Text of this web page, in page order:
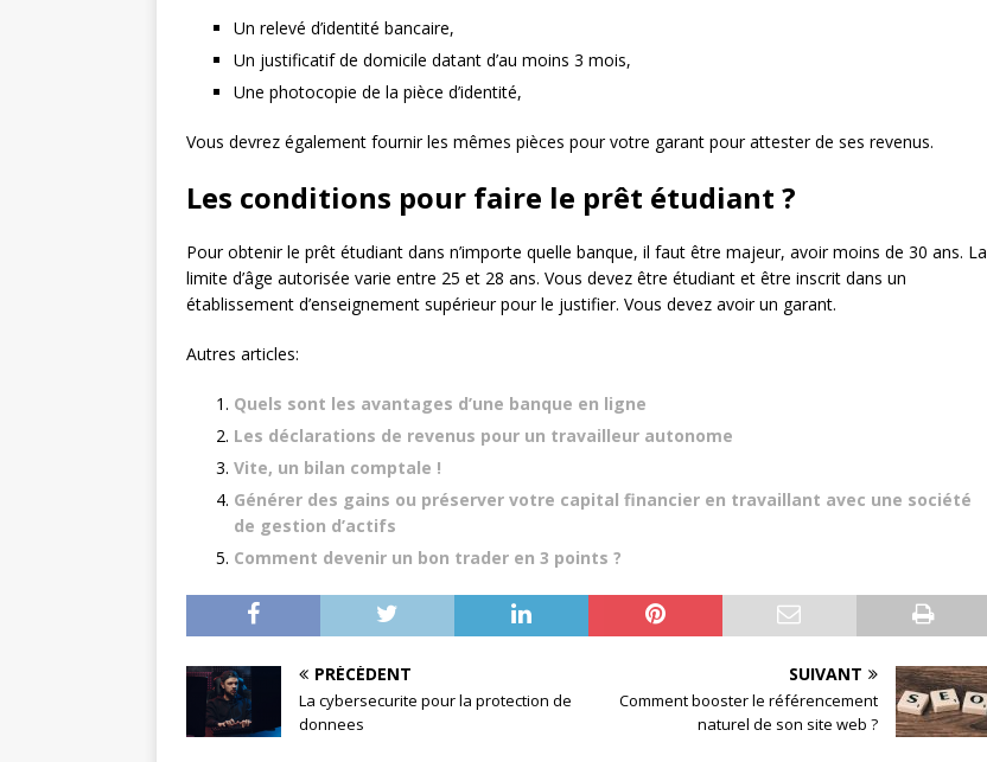
Un relevé d’identité bancaire,
Un justificatif de domicile datant d’au moins 3 mois,
Une photocopie de la pièce d’identité,
Vous devrez également fournir les mêmes pièces pour votre garant pour attester de ses revenus.
Les conditions pour faire le prêt étudiant ?
Pour obtenir le prêt étudiant dans n’importe quelle banque, il faut être majeur, avoir moins de 30 ans. La
limite d’âge autorisée varie entre 25 et 28 ans. Vous devez être étudiant et être inscrit dans un
établissement d’enseignement supérieur pour le justifier. Vous devez avoir un garant.
Autres articles:
Quels sont les avantages d’une banque en ligne
Les déclarations de revenus pour un travailleur autonome
Vite, un bilan comptale !
Générer des gains ou préserver votre capital financier en travaillant avec une société
de gestion d’actifs
Comment devenir un bon trader en 3 points ?
PRÉCÉDENT
La cybersecurite pour la protection de
donnees
SUIVANT
Comment booster le référencement
naturel de son site web ?